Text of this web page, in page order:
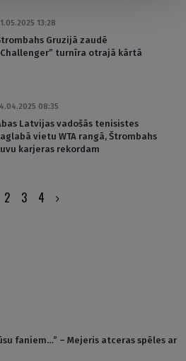
13:28
Gruzijā zaudē
turnīra otrajā kārtā
08:35
Latvijas vadošās tenisistes
vietu WTA rangā, Štrombahs
karjeras rekordam
2 3 4
faniem…” – Mejeris atceras spēles ar